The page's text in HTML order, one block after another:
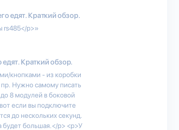
едят. Краткий обзор.
rs485</p>»
едят. Краткий обзор.
кнопками - из коробки
пр. Нужно самому писать
8 модулей в боковой
если вы подключите
до нескольких секунд.
большая.</p> <p>У